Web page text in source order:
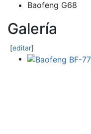
Baofeng G68
Galería
[editar]